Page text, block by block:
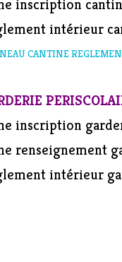
inscription
intérieur
CANTINE
inscription
renseignement
intérieur